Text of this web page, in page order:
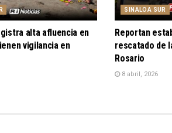
alta afluencia en
vigilancia en
SINALOA SUR
Reportan
rescatado de
Rosario
8 abril, 2026